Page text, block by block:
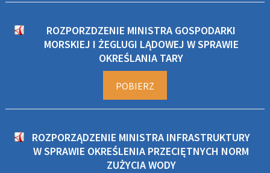
ROZPORZDZENIE MINISTRA GOSPODARKI
MORSKIEJ I ŻEGLUGI LĄDOWEJ W SPRAWIE
OKREŚLANIA TARY
POBIERZ
ROZPORZĄDZENIE MINISTRA INFRASTRUKTURY
W SPRAWIE OKREŚLENIA PRZECIĘTNYCH NORM
ZUŻYCIA WODY